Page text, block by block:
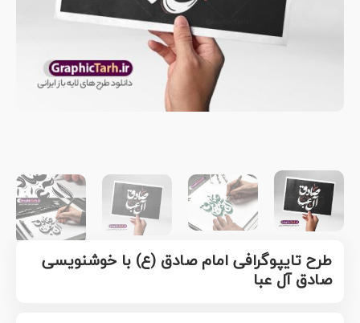
طرح تایپوگرافی امام صادق (ع) با خوشنویسی
صادق آل عبا